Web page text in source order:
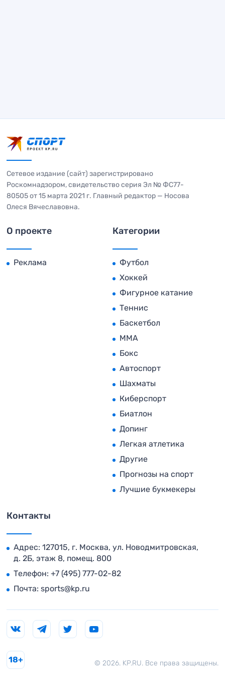
Сетевое издание (сайт) зарегистрировано
Роскомнадзором, свидетельство серия Эл № ФС77-
80505 от 15 марта 2021 г. Главный редактор — Носова
Олеся Вячеславовна.
О проекте
Реклама
Категории
Футбол
Хоккей
Фигурное катание
Теннис
Баскетбол
MMA
Бокс
Автоспорт
Шахматы
Киберспорт
Биатлон
Допинг
Легкая атлетика
Другие
Прогнозы на спорт
Лучшие букмекеры
Контакты
Адрес: 127015, г. Москва, ул. Новодмитровская,
д. 2Б, этаж 8, помещ. 800
Телефон: +7 (495) 777-02-82
Почта: sports@kp.ru
© 2026. KP.RU. Все права защищены.
18+